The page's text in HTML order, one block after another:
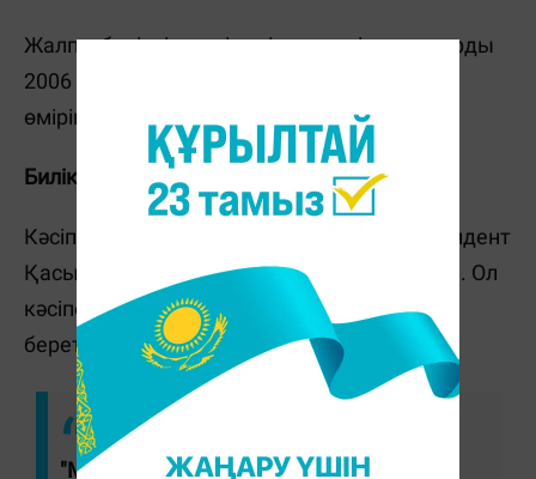
Жалпы биліктің мәліметінше, кәсіпорындарды
2006 жылдан бастап 100-ден аса адамның
өмірін қиған 20-дан аса апат болған екен.
Биліктің реакциясы қандай болды?
Кәсіпорындағы кейінгі апаттан кейін Президент
Қасым-Жомарт Тоқаев мәлімдеме жасады. Ол
кәсіпорнында апаттар жиілеп, қайталана
беретін жағдайға жеткенін атап өтті.
"Мемлекеттік органдар тарапынан